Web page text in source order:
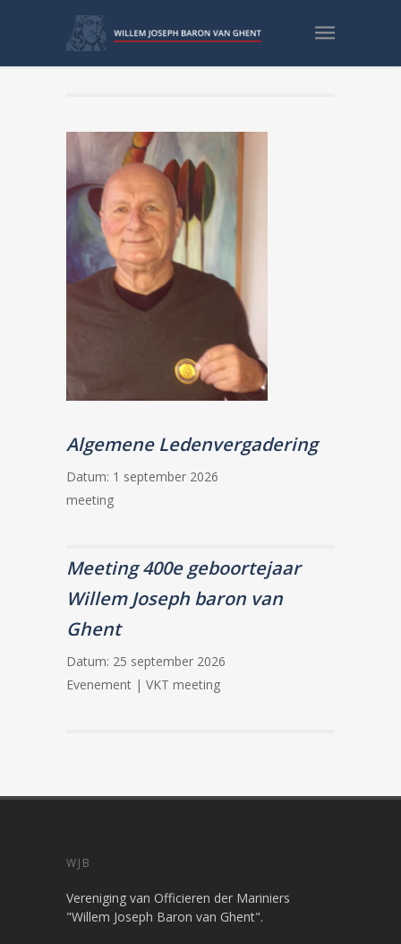
Dick vd W _coin
Algemene Ledenvergadering
Datum: 1 september 2026
meeting
Meeting 400e geboortejaar
Willem Joseph baron van
Ghent
Datum: 25 september 2026
Evenement | VKT meeting
WJB
Vereniging van Officieren der Mariniers
"Willem Joseph Baron van Ghent".